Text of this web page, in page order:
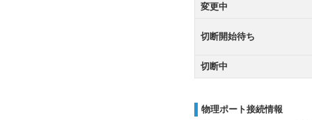
変更中
切断開始待ち
切断中
物理ポート接続情報